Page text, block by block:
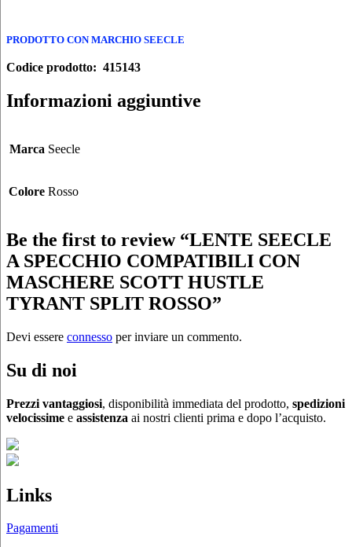
PRODOTTO CON MARCHIO SEECLE
Codice prodotto: 415143
Informazioni aggiuntive
Marca Seecle
Colore Rosso
Be the first to review “LENTE SEECLE
A SPECCHIO COMPATIBILI CON
MASCHERE SCOTT HUSTLE
TYRANT SPLIT ROSSO”
Devi essere connesso per inviare un commento.
Su di noi
Prezzi vantaggiosi, disponibilità immediata del prodotto, spedizioni
velocissime e assistenza ai nostri clienti prima e dopo l’acquisto.
Links
Pagamenti